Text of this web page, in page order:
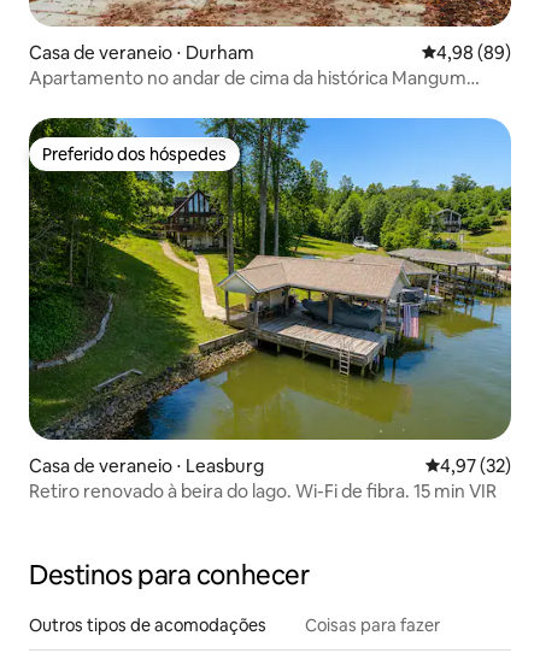
Casa de veraneio ⋅ Durham 4,98 de uma
4,98 (89)
Apartamento no andar de cima da histórica Mangum
Preferido dos hóspedes
Preferido dos hóspedes
Casa de veraneio ⋅ Leasburg 4,97 de uma
4,97 (32)
Retiro renovado à beira do lago. Wi-Fi de fibra. 15 min VIR
Destinos para conhecer
Outros tipos de acomodações Coisas para fazer